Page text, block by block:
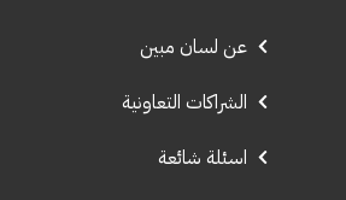
عن لسان مبين
الشراكات التعاونية
اسئلة شائعة